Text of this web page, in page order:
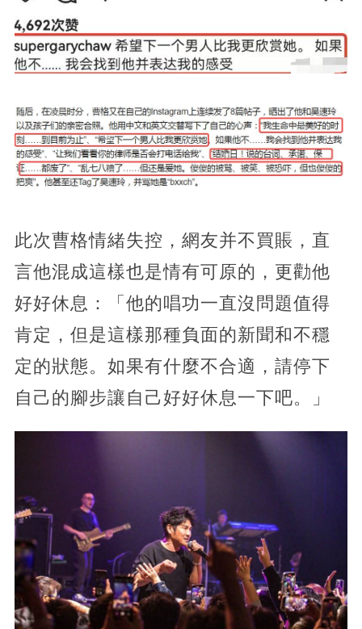
此次曹格情緒失控，網友并不買賬，直
言他混成這樣也是情有可原的，更勸他
好好休息：「他的唱功一直沒問題值得
肯定，但是這樣那種負面的新聞和不穩
定的狀態。如果有什麼不合適，請停下
自己的腳步讓自己好好休息一下吧。」